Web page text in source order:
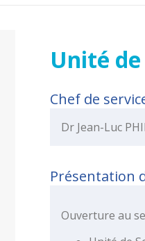
Unité
Chef de
Dr Jean-Luc
Présentation
Ouverture au